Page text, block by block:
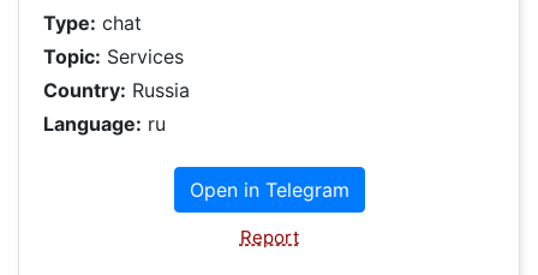
Type: chat
Topic: Services
Country: Russia
Language: ru
Open in Telegram
Report